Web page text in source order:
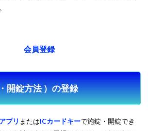
会員登録
開錠方法 ）の登録
プリ またはICカードキーで施錠・開錠でき